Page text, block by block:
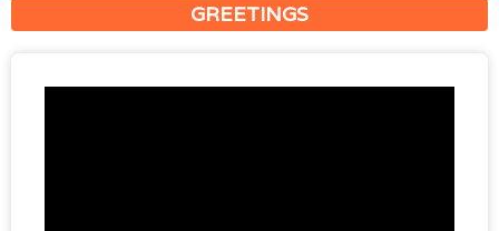
GREETINGS